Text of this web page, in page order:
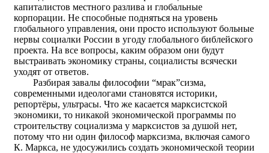
капиталистов местного разлива и глобальные
корпорации. Не способные подняться на уровень
глобального управления, они просто используют больные
нервы социалки России в угоду глобального библейского
проекта. На все вопросы, каким образом они будут
выстраивать экономику страны, социалисты всячески
уходят от ответов.
Разбирая завалы философии “мрак”сизма,
современными идеологами становятся историки,
репортёры, ультрасы. Что же касается марксистской
экономики, то никакой экономической программы по
строительству социализма у марксистов за душой нет,
потому что ни один философ марксизма, включая самого
К. Маркса, не удосужились создать экономической теории